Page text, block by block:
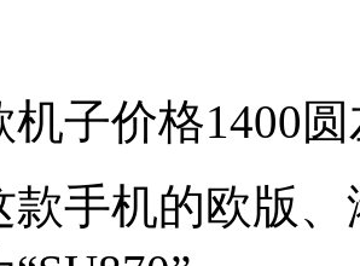
机子价格1400
手机的欧版、